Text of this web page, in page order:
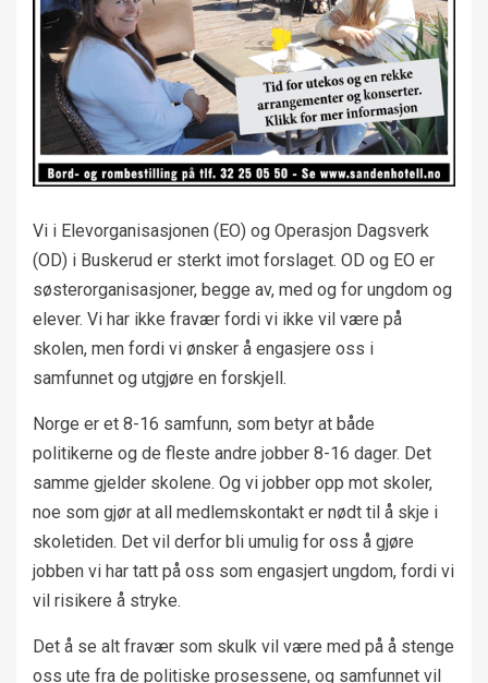
Vi i Elevorganisasjonen (EO) og Operasjon Dagsverk
(OD) i Buskerud er sterkt imot forslaget. OD og EO er
søsterorganisasjoner, begge av, med og for ungdom og
elever. Vi har ikke fravær fordi vi ikke vil være på
skolen, men fordi vi ønsker å engasjere oss i
samfunnet og utgjøre en forskjell.
Norge er et 8-16 samfunn, som betyr at både
politikerne og de fleste andre jobber 8-16 dager. Det
samme gjelder skolene. Og vi jobber opp mot skoler,
noe som gjør at all medlemskontakt er nødt til å skje i
skoletiden. Det vil derfor bli umulig for oss å gjøre
jobben vi har tatt på oss som engasjert ungdom, fordi vi
vil risikere å stryke.
Det å se alt fravær som skulk vil være med på å stenge
oss ute fra de politiske prosessene, og samfunnet vil